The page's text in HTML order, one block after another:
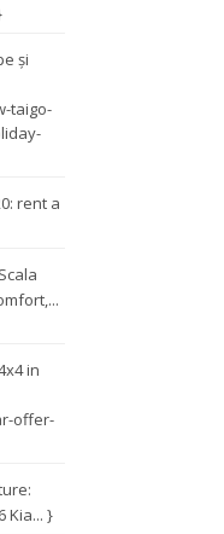
și
taigo-
rent a
in
offer-
Kia... }